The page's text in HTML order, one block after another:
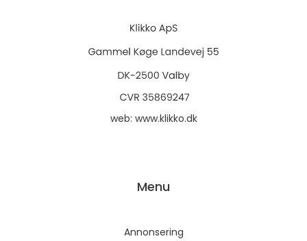
web: www.klikko.dk
Menu
Annonsering